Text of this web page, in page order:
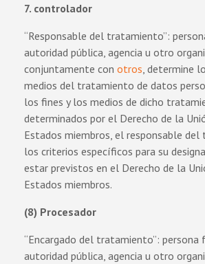
7. controlador
“Responsable del tratamiento”:
autoridad pública, agencia u otro
conjuntamente con otros , determine
medios del tratamiento de datos
los fines y los medios de dicho
determinados por el Derecho de la
Estados miembros, el responsable
los criterios específicos para su
estar previstos en el Derecho de la
Estados miembros.
(8) Procesador
“Encargado del tratamiento”: persona
autoridad pública, agencia u otro